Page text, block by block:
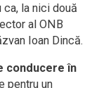
la nici două
al ONB
Ioan Dincă.
conducere în
pentru un